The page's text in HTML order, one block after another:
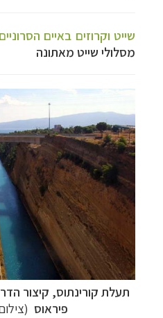
שייט וקרוזים באיים
מסלולי שייט מאתונה
תעלת קורינתוס, קיצור
פיראוס